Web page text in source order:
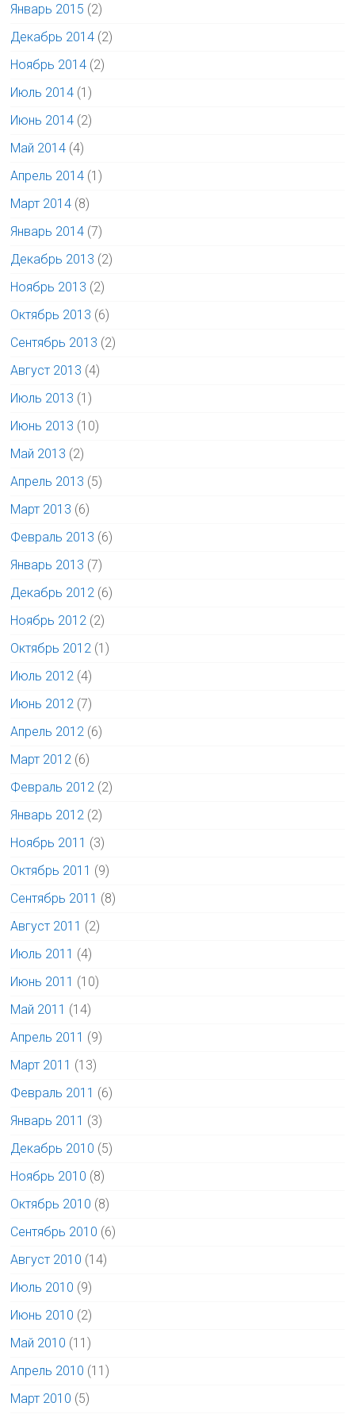
Январь 2015 (2)
Декабрь 2014 (2)
Ноябрь 2014 (2)
Июль 2014 (1)
Июнь 2014 (2)
Май 2014 (4)
Апрель 2014 (1)
Март 2014 (8)
Январь 2014 (7)
Декабрь 2013 (2)
Ноябрь 2013 (2)
Октябрь 2013 (6)
Сентябрь 2013 (2)
Август 2013 (4)
Июль 2013 (1)
Июнь 2013 (10)
Май 2013 (2)
Апрель 2013 (5)
Март 2013 (6)
Февраль 2013 (6)
Январь 2013 (7)
Декабрь 2012 (6)
Ноябрь 2012 (2)
Октябрь 2012 (1)
Июль 2012 (4)
Июнь 2012 (7)
Апрель 2012 (6)
Март 2012 (6)
Февраль 2012 (2)
Январь 2012 (2)
Ноябрь 2011 (3)
Октябрь 2011 (9)
Сентябрь 2011 (8)
Август 2011 (2)
Июль 2011 (4)
Июнь 2011 (10)
Май 2011 (14)
Апрель 2011 (9)
Март 2011 (13)
Февраль 2011 (6)
Январь 2011 (3)
Декабрь 2010 (5)
Ноябрь 2010 (8)
Октябрь 2010 (8)
Сентябрь 2010 (6)
Август 2010 (14)
Июль 2010 (9)
Июнь 2010 (2)
Май 2010 (11)
Апрель 2010 (11)
Март 2010 (5)